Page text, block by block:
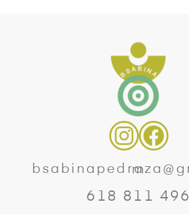
bsabinapedraza@gmail.com
618 811 496